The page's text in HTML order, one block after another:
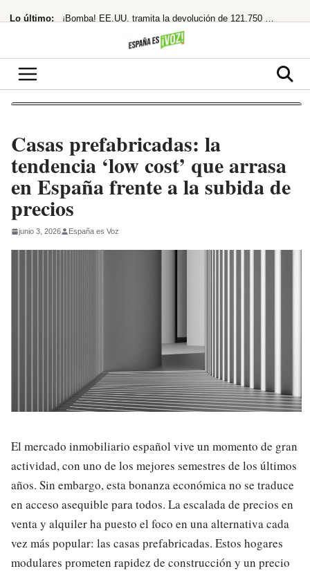
al Lo último: ¡Bomba! EE.UU. tramita la devolución de 121.750 millones por aranceles de Trump
¡Acusa una trama digital y deja un legado en llamas!
Casas prefabricadas: la
tendencia ‘low cost’ que arrasa
en España frente a la subida de
precios
junio 3, 2026 España es Voz
El mercado inmobiliario español vive un momento de gran
actividad, con uno de los mejores semestres de los últimos
años. Sin embargo, esta bonanza económica no se traduce
en acceso asequible para todos. La escalada de precios en
venta y alquiler ha puesto el foco en una alternativa cada
vez más popular: las casas prefabricadas. Estos hogares
modulares prometen rapidez de construcción y un precio